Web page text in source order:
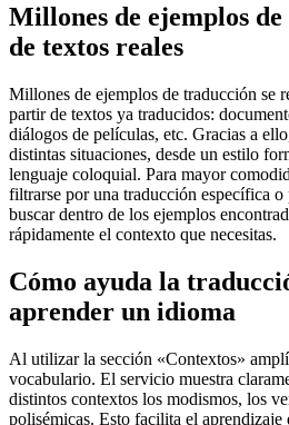
Millones de ejemplos de
de textos reales
Millones de ejemplos de traducción se
partir de textos ya traducidos:
diálogos de películas, etc. Gracias a
distintas situaciones, desde un estilo
lenguaje coloquial. Para mayor
filtrarse por una traducción específica
buscar dentro de los ejemplos
rápidamente el contexto que necesitas.
Cómo ayuda la
aprender un idioma
Al utilizar la sección «Contextos»
vocabulario. El servicio muestra
distintos contextos los modismos, los
polisémicas. Esto facilita el aprendizaje